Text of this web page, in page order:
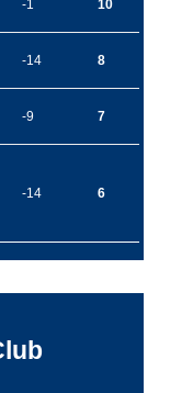
-1 10
-14 8
-9 7
-14 6